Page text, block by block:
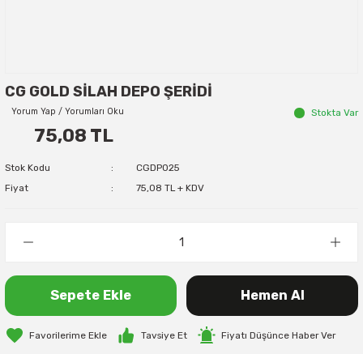
CG GOLD SİLAH DEPO ŞERİDİ
Yorum Yap / Yorumları Oku Stokta Var
75,08 TL
Stok Kodu
CGDP025
Fiyat
75,08 TL + KDV
Sepete Ekle Hemen Al
Tavsiye Et Fiyatı Düşünce Haber Ver